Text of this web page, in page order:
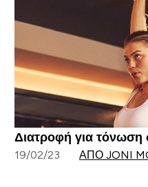
Διατροφή για
19/02/23 ΑΠΌ JONI